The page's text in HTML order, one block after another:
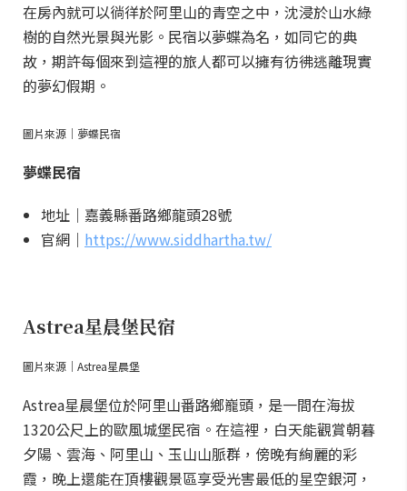
在房內就可以徜徉於阿里山的青空之中，沈浸於山水綠
樹的自然光景與光影。民宿以夢蝶為名，如同它的典
故，期許每個來到這裡的旅人都可以擁有彷彿逃離現實
的夢幻假期。
圖片來源｜夢蝶民宿
夢蝶民宿
地址｜嘉義縣番路鄉龍頭28號
官網｜ https://www.siddhartha.tw/
Astrea星晨堡民宿
圖片來源｜Astrea星晨堡
Astrea星晨堡位於阿里山番路鄉巃頭，是一間在海拔
1320公尺上的歐風城堡民宿。在這裡，白天能觀賞朝暮
夕陽、雲海、阿里山、玉山山脈群，傍晚有絢麗的彩
霞，晚上還能在頂樓觀景區享受光害最低的星空銀河，